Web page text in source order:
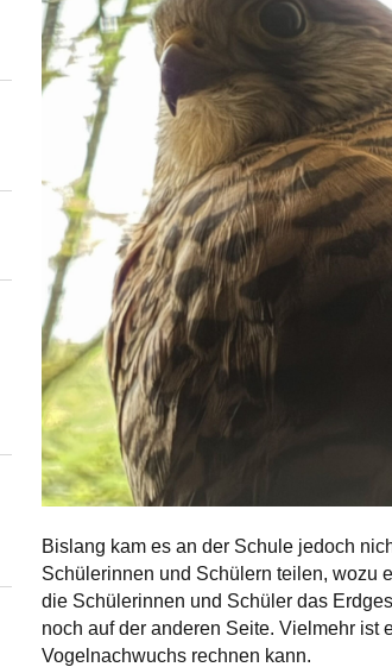
Bislang kam es an der Schule jedoch
Schülerinnen und Schülern teilen, wozu
die Schülerinnen und Schüler das
noch auf der anderen Seite. Vielmehr ist
Vogelnachwuchs rechnen kann.